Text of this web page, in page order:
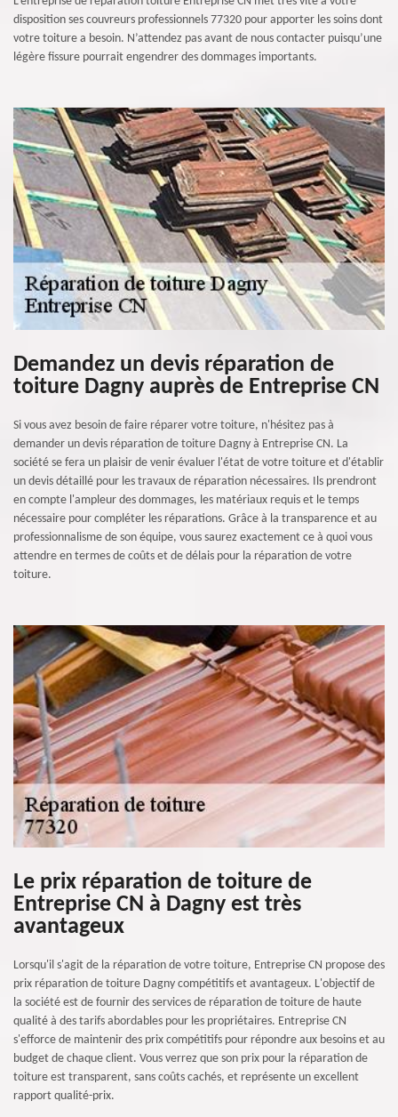
disposition ses couvreurs professionnels 77320 pour apporter les soins dont
votre toiture a besoin. N’attendez pas avant de nous contacter puisqu’une
légère fissure pourrait engendrer des dommages importants.
Demandez un devis réparation de
toiture Dagny auprès de Entreprise CN
Si vous avez besoin de faire réparer votre toiture, n'hésitez pas à
demander un devis réparation de toiture Dagny à Entreprise CN. La
société se fera un plaisir de venir évaluer l'état de votre toiture et d'établir
un devis détaillé pour les travaux de réparation nécessaires. Ils prendront
en compte l'ampleur des dommages, les matériaux requis et le temps
nécessaire pour compléter les réparations. Grâce à la transparence et au
professionnalisme de son équipe, vous saurez exactement ce à quoi vous
attendre en termes de coûts et de délais pour la réparation de votre
toiture.
Le prix réparation de toiture de
Entreprise CN à Dagny est très
avantageux
Lorsqu'il s'agit de la réparation de votre toiture, Entreprise CN propose des
prix réparation de toiture Dagny compétitifs et avantageux. L'objectif de
la société est de fournir des services de réparation de toiture de haute
qualité à des tarifs abordables pour les propriétaires. Entreprise CN
s'efforce de maintenir des prix compétitifs pour répondre aux besoins et au
budget de chaque client. Vous verrez que son prix pour la réparation de
toiture est transparent, sans coûts cachés, et représente un excellent
rapport qualité-prix.